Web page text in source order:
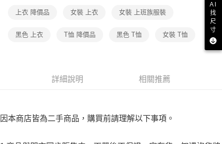
購買商品的店家。未經商家同意取消之訂單仍視為有效，需透過AFTEE先享
※ 交易是否成功請以「AFTEE先享後付 」之結帳頁面顯示為準，若有關於
１．透過由恩沛科技股份有限公司提供之「AFTEE先享後付」服務完成之交
https://aftee.tw/terms/#terms3
３．未成年的使用者請事先徵得法定代理人或監護人之同意方可使用
付款後7-11取貨
上衣 降價品 女裝 上衣 女裝 上班族服裝
黑色 上衣 T恤 降價品 黑色 T恤 女裝 T恤
詳細說明 相關推薦
因本商店皆為二手商品，購買前請理解以下事項。
AI
找
尺
寸